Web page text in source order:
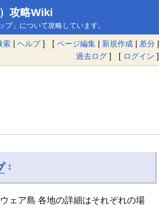
攻略Wiki
プ」について攻略しています。
索 | ヘルプ] [ ページ編集 | 新規作成 | 差分 |
過去ログ ] [ ログイン ]
†
ェア島 各地の詳細はそれぞれの場